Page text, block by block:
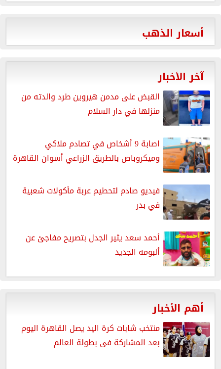
أسعار الذهب
آخر الأخبار
القبض على مدمن هيروين طرد والدته من
منزلها في دار السلام
اصابة 9 أشخاص في تصادم ملاكي
وميكروباص بالطريق الزراعي أسوان القاهرة
فيديو صادم لتحطيم عربة مأكولات شعبية
في بدر
أحمد سعد يثير الجدل بتصريح مفاجئ عن
ألبومه الجديد
أهم الأخبار
منتخب شابات كرة اليد يصل القاهرة اليوم
بعد المشاركة فى بطولة العالم